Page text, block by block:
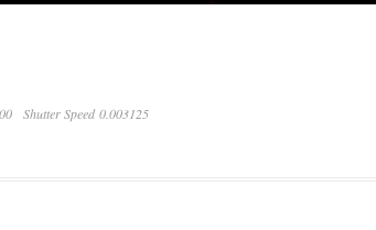
Shutter Speed 0.003125